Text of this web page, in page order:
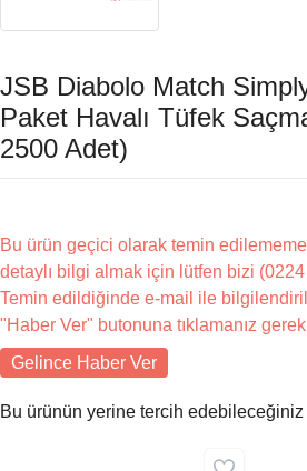
JSB Diabolo Match
Paket Havalı Tüfek
2500 Adet)
Bu ürün geçici olarak temin
detaylı bilgi almak için lütfen bizi (0224
Temin edildiğinde e-mail ile
"Haber Ver" butonuna tıklamanız
Gelince Haber Ver
Bu ürünün yerine tercih